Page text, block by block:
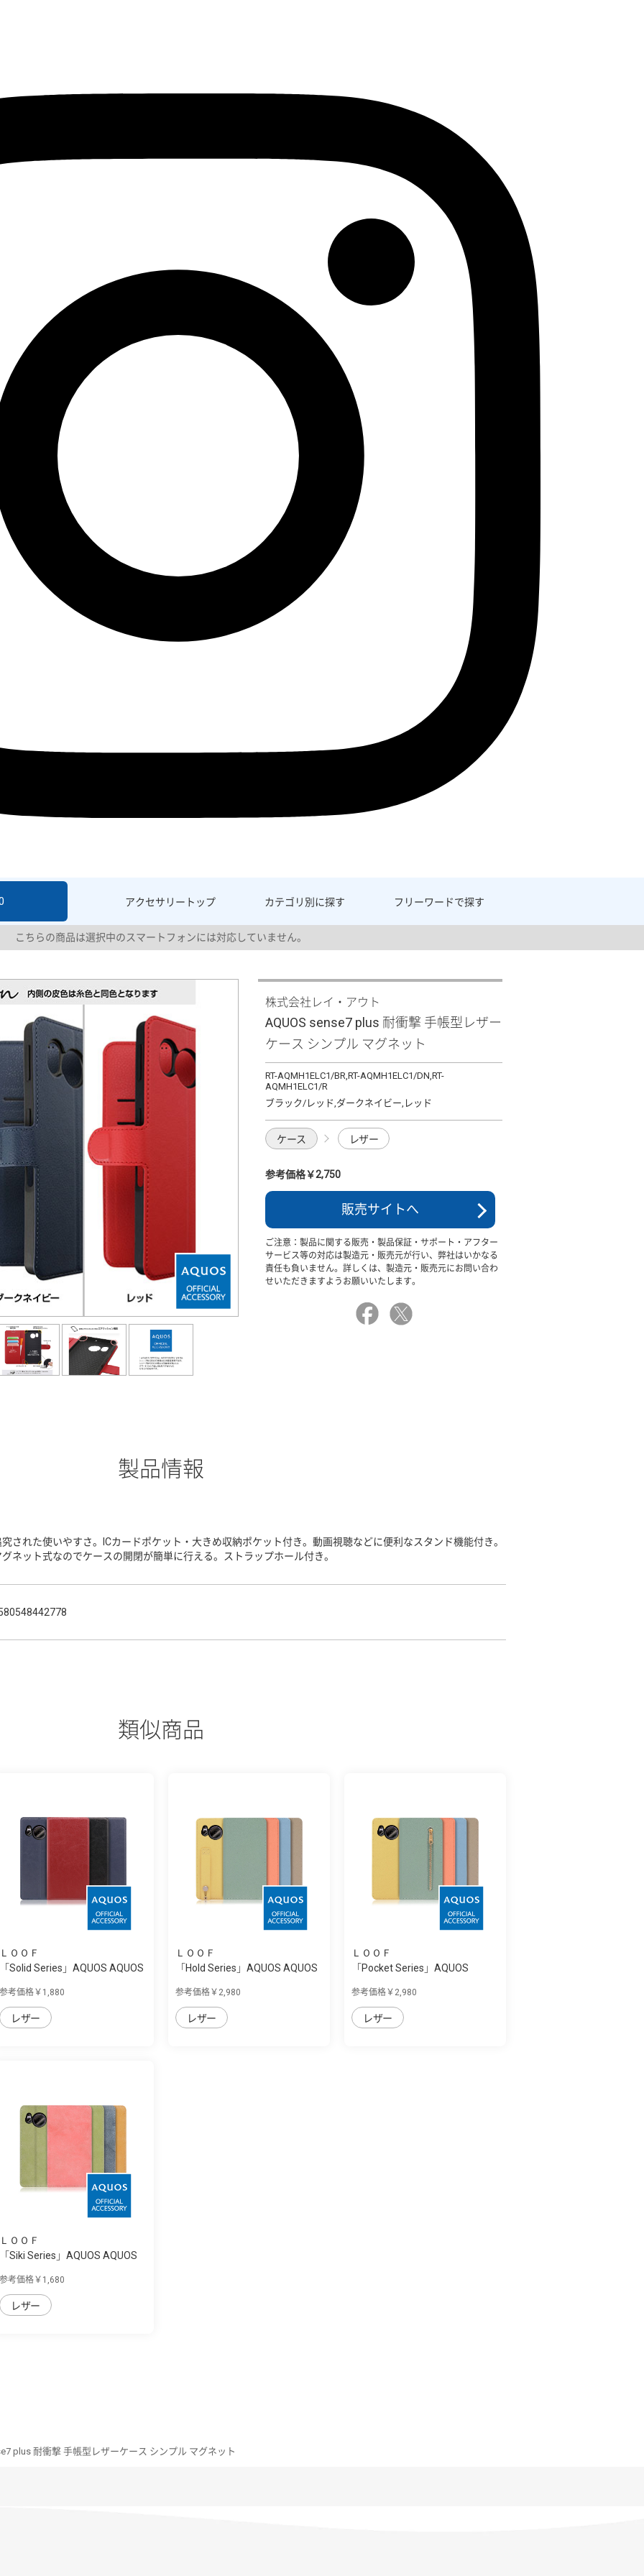
アクセサリー トップ カテゴリ別に探す フリーワードで探す
こちらの商品は選択中のスマートフォンには対応していません。
株式会社レイ・アウト
AQUOS sense7 plus 耐衝撃 手帳型レザー
ケース シンプル マグネット
RT-AQMH1ELC1/BR,RT-AQMH1ELC1/DN,RT-
AQMH1ELC1/R
ブラック/レッド,ダークネイビー,レッド
ケース レザー
参考価格￥2,750
販売サイトへ
ご注意：製品に関する販売・製品保証・サポート・アフター
サービス等の対応は製造元・販売元が行い、弊社はいかなる
責任も負いません。詳しくは、製造元・販売元にお問い合わ
せいただきますようお願いいたします。
製品情報
究された使いやすさ。ICカードポケット・大きめ収納ポケット付き。動画視聴などに便利なスタンド機能付き。
グネット式なのでケースの開閉が簡単に行える。ストラップホール付き。
類似商品
ＬＯＯＦ
「Solid Series」AQUOS AQUOS
参考価格￥1,880
レザー
ＬＯＯＦ
「Hold Series」AQUOS AQUOS
参考価格￥2,980
レザー
ＬＯＯＦ
「Pocket Series」AQUOS
参考価格￥2,980
レザー
ＬＯＯＦ
「Siki Series」AQUOS AQUOS
参考価格￥1,680
レザー
plus 耐衝撃 手帳型レザーケース シンプル マグネット